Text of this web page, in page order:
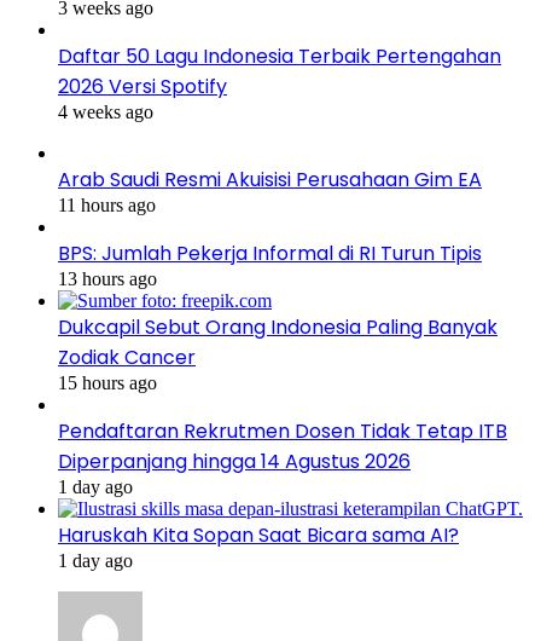
3 weeks ago
Daftar 50 Lagu Indonesia Terbaik Pertengahan
2026 Versi Spotify
4 weeks ago
Arab Saudi Resmi Akuisisi Perusahaan Gim EA
11 hours ago
BPS: Jumlah Pekerja Informal di RI Turun Tipis
13 hours ago
Dukcapil Sebut Orang Indonesia Paling Banyak
Zodiak Cancer
15 hours ago
Pendaftaran Rekrutmen Dosen Tidak Tetap ITB
Diperpanjang hingga 14 Agustus 2026
1 day ago
Haruskah Kita Sopan Saat Bicara sama AI?
1 day ago